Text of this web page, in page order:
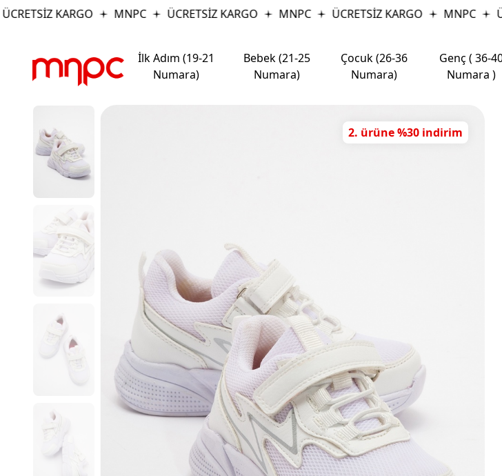
KARGO MNPC ÜCRETSİZ KARGO MNPC ÜCRETSİZ KARGO MNPC
İlk Adım (19-21
Numara)
Bebek (21-25
Numara)
Çocuk (26-36
Numara)
Genç ( 36-
Numara )
2. ürüne %30 indirim